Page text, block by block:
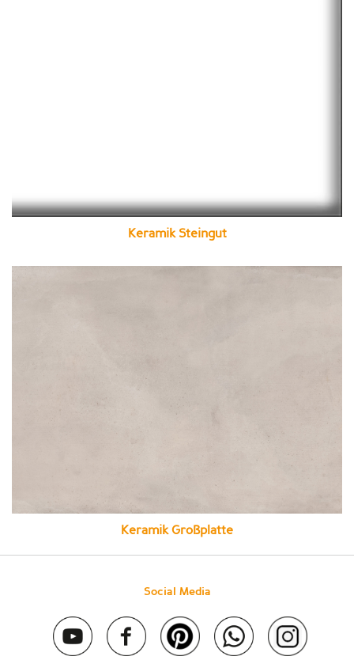
Keramik Steingut
Keramik Großplatte
Social Media